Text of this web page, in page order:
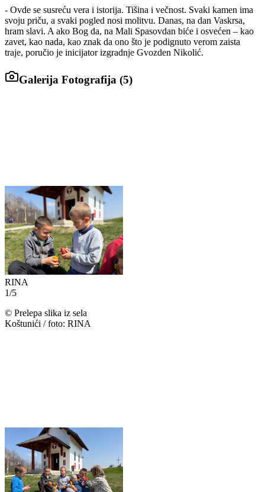
- Ovde se susreću vera i istorija. Tišina i večnost. Svaki kamen ima
svoju priču, a svaki pogled nosi molitvu. Danas, na dan Vaskrsa,
hram slavi. A ako Bog da, na Mali Spasovdan biće i osvećen – kao
zavet, kao nada, kao znak da ono što je podignuto verom zaista
traje, poručio je inicijator izgradnje Gvozden Nikolić.
Galerija Fotografija (5)
RINA
1/5
© Prelepa slika iz sela
Koštunići / foto: RINA